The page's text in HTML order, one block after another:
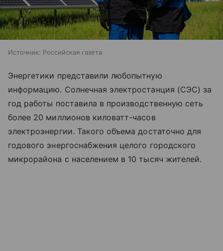
Источник: Российская газета
Энергетики представили любопытную
информацию. Солнечная электростанция (СЭС) за
год работы поставила в производственную сеть
более 20 миллионов киловатт-часов
электроэнергии. Такого объема достаточно для
годового энергоснабжения целого городского
микрорайона с населением в 10 тысяч жителей.